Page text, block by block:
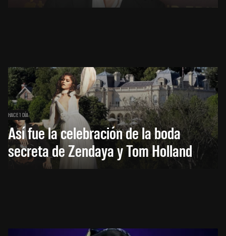
HACE 1 DÍA
Así fue la celebración de la boda
secreta de Zendaya y Tom Holland